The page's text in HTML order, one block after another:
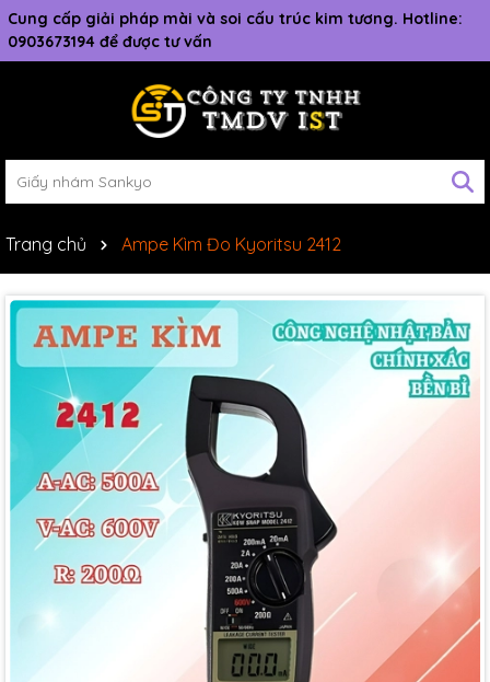
Cung cấp giải pháp mài và soi cấu trúc kim tương. Hotline:
0903673194 để được tư vấn
Trang chủ Ampe Kìm Đo Kyoritsu 2412